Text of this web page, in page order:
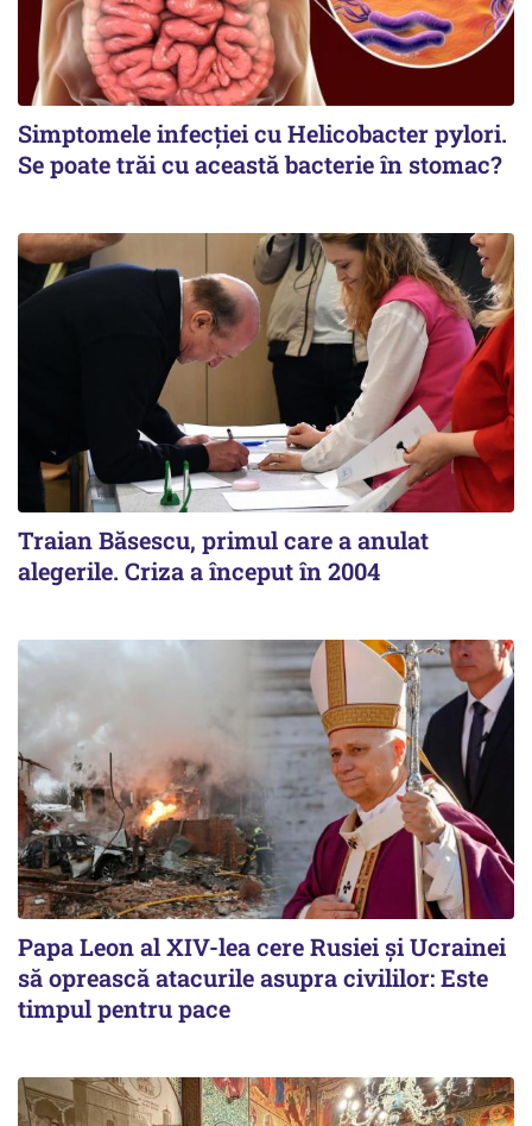
Simptomele infecției cu Helicobacter pylori.
Se poate trăi cu această bacterie în stomac?
Traian Băsescu, primul care a anulat
alegerile. Criza a început în 2004
Papa Leon al XIV-lea cere Rusiei și Ucrainei
să oprească atacurile asupra civililor: Este
timpul pentru pace